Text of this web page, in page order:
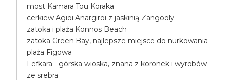
most Kamara Tou Koraka
cerkiew Agioi Anargiroi z jaskinią Zangooly
zatoka i plaża Konnos Beach
zatoka Green Bay, najlepsze miejsce do nurkowania
plaża Figowa
Lefkara - górska wioska, znana z koronek i wyrobów
ze srebra